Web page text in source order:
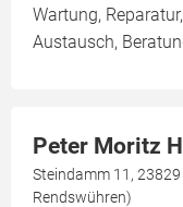
Wartung,
Austausch,
Peter Moritz
Steindamm 11,
Rendswühren)